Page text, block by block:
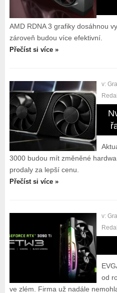
AMD RDNA 3 grafiky dosáhnou
zároveň budou více efektivní.
Přečíst si více »
v:
3000 budou mít změněné
prodaly za lepší cenu.
Přečíst si více »
v:
od
ve zlém. Firma už nadále